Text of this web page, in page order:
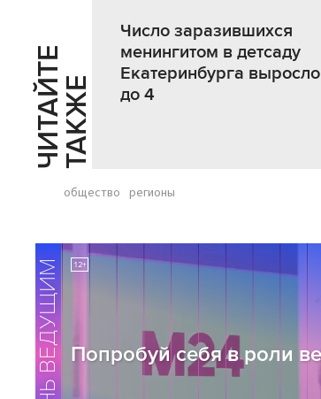
Ч
И
Т
АЙ
Т
Е
Т
А
К
ЖЕ
Число заразившихся
менингитом в детсаду
Екатеринбурга выросло
до 4
общество регионы